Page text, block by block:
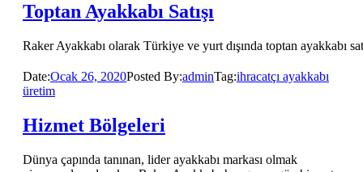
Toptan Ayakkabı Satışı
Raker Ayakkabı olarak Türkiye ve yurt dışında toptan ayakkabı
Date:Ocak 26, 2020Posted By:adminTag:ihracatçı ayakkabı
üretim
Hizmet Bölgeleri
Dünya çapında tanınan, lider ayakkabı markası olmak